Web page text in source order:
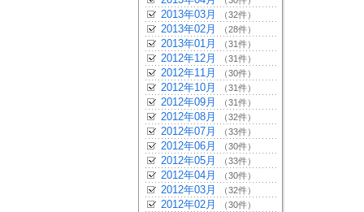
2013年03月 （32件）
2013年02月 （28件）
2013年01月 （31件）
2012年12月 （31件）
2012年11月 （30件）
2012年10月 （31件）
2012年09月 （31件）
2012年08月 （32件）
2012年07月 （33件）
2012年06月 （30件）
2012年05月 （33件）
2012年04月 （30件）
2012年03月 （32件）
2012年02月 （30件）